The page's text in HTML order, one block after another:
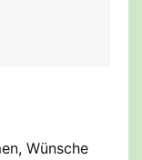
Wünsche